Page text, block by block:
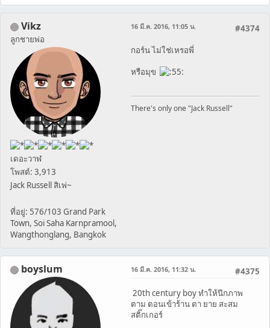
Vikz
ลูกชายพ่อ
เดอะวาฬ
โพสต์: 3,913
Jack Russell สิเพ่~
ที่อยู่: 576/103 Grand Park
Town, Soi Saha Karnpramool,
Wangthonglang, Bangkok
#4374
16 มี.ค. 2016, 11:05 น.
กอร์น ไม่ใช่เหรอพี่
หรือมุข
There's only one "Jack Russell"
boyslum #4375
16 มี.ค. 2016, 11:32 น.
20th century boy ทำให้นึกภาพ
ตาม ตอนเข้าร้าน ตา ยาย สะสม
สติ๊กเกอร์